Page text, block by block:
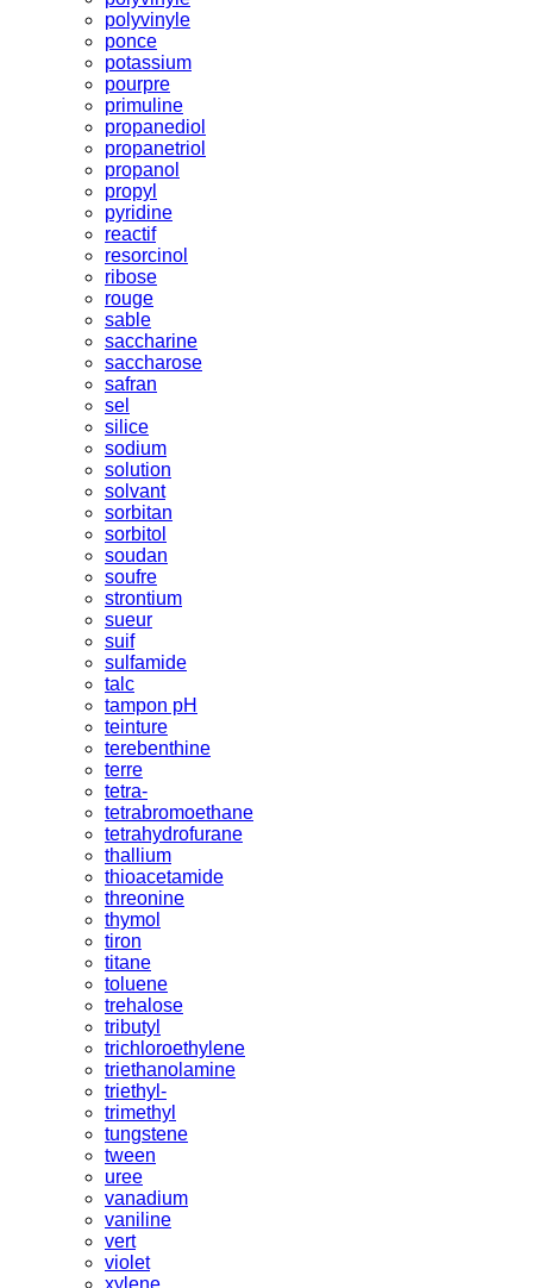
polyvinyle
ponce
potassium
pourpre
primuline
propanediol
propanetriol
propanol
propyl
pyridine
reactif
resorcinol
ribose
rouge
sable
saccharine
saccharose
safran
sel
silice
sodium
solution
solvant
sorbitan
sorbitol
soudan
soufre
strontium
sueur
suif
sulfamide
talc
tampon pH
teinture
terebenthine
terre
tetra-
tetrabromoethane
tetrahydrofurane
thallium
thioacetamide
threonine
thymol
tiron
titane
toluene
trehalose
tributyl
trichloroethylene
triethanolamine
triethyl-
trimethyl
tungstene
tween
uree
vanadium
vaniline
vert
violet
xylene